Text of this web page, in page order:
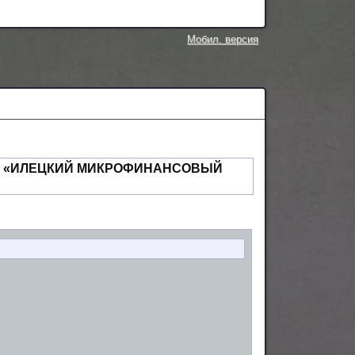
Мобил. версия
МИКРОФИНАНСОВЫЙ